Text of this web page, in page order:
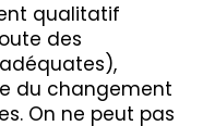
qualitatif
des
du changement
On ne peut pas